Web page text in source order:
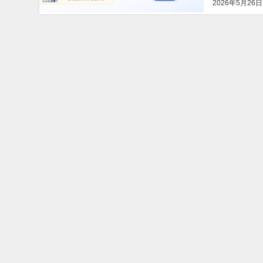
2026年5月26日